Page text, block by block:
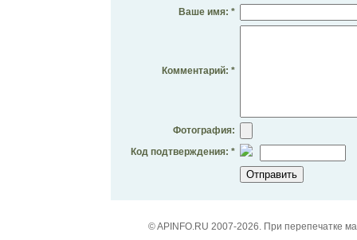
Ваше имя: *
Комментарий: *
Фотография:
Код подтверждения: *
© APINFO.RU 2007-2026. При перепечатке